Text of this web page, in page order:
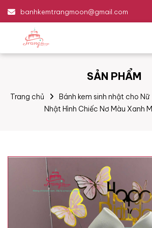
banhkemtrangmoon@gmail.com
SẢN PHẨM
Trang chủ Bánh kem sinh nhật cho Nữ
Nhật Hình Chiếc Nơ Màu Xanh